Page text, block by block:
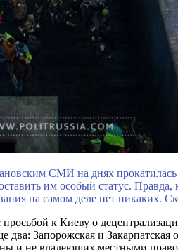
СМИ на днях прокатилась
им особый статус.
на самом деле нет никаких.
просьбой к Киеву о
Запорожская и